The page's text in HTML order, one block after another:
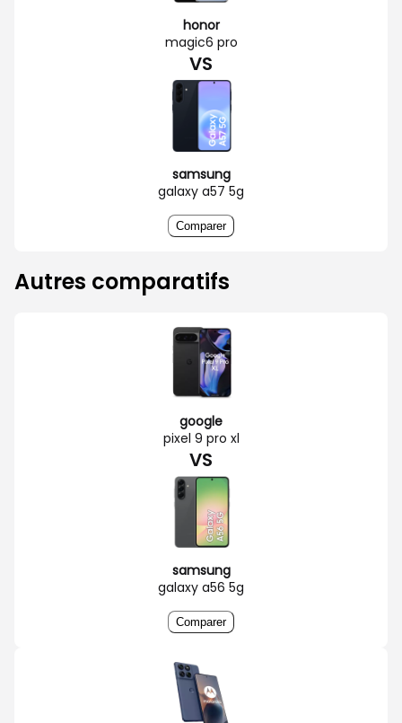
honor
magic6 pro
VS
samsung
galaxy a57 5g
Comparer
Autres comparatifs
google
pixel 9 pro xl
VS
samsung
galaxy a56 5g
Comparer